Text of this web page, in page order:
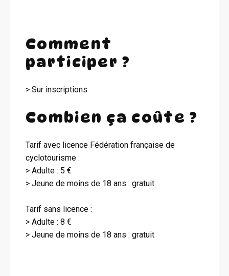
Comment
participer ?
> Sur inscriptions
Combien ça coûte ?
Tarif avec licence Fédération française de
cyclotourisme :
> Adulte : 5 €
> Jeune de moins de 18 ans : gratuit
Tarif sans licence :
> Adulte : 8 €
> Jeune de moins de 18 ans : gratuit